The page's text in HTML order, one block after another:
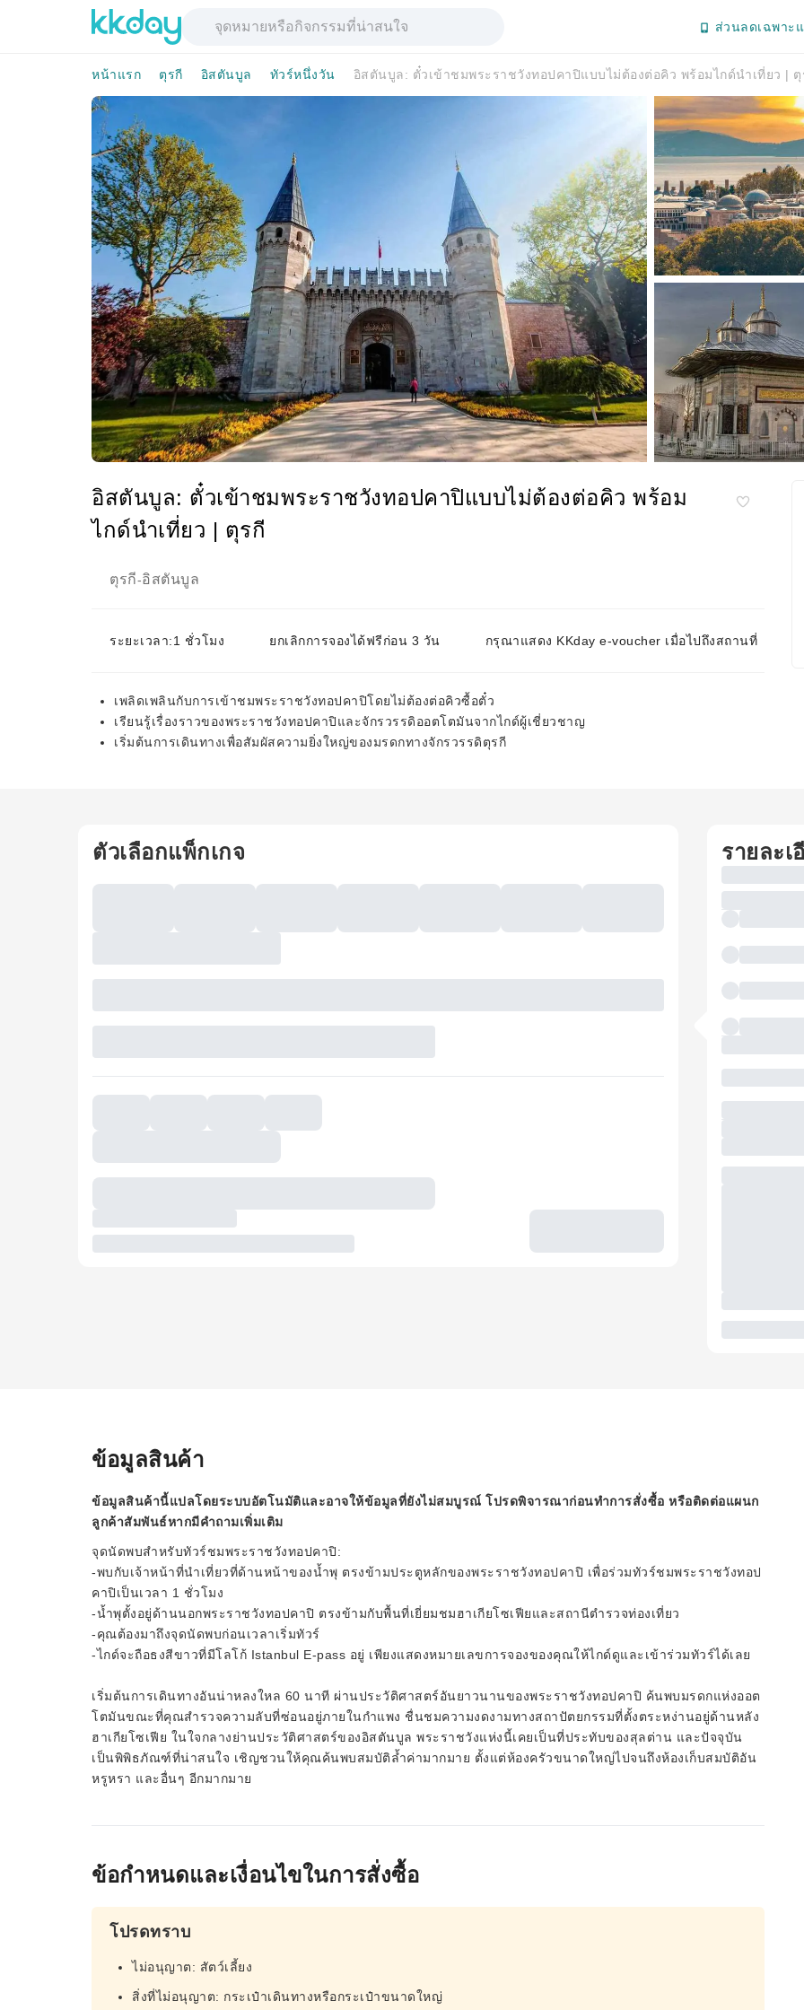
ส่วนลดเฉพาะ
หน้าแรก ตุรกี อิสตันบูล ทัวร์หนึ่งวัน อิสตันบูล: ตั๋วเข้าชมพระราชวังทอปคาปิแบบไม่ต้องต่อคิว พร้อมไกด์นำเที่ยว | ตุ
อิสตันบูล: ตั๋วเข้าชมพระราชวังทอปคาปิแบบไม่ต้องต่อคิว พร้อม
ไกด์นำเที่ยว | ตุรกี
ตุรกี-อิสตันบูล
ระยะเวลา:1 ชั่วโมง ยกเลิกการจองได้ฟรีก่อน 3 วัน กรุณาแสดง KKday e-voucher เมื่อไปถึงสถานที่
เพลิดเพลินกับการเข้าชมพระราชวังทอปคาปิโดยไม่ต้องต่อคิวซื้อตั๋ว
เรียนรู้เรื่องราวของพระราชวังทอปคาปิและจักรวรรดิออตโตมันจากไกด์ผู้เชี่ยวชาญ
เริ่มต้นการเดินทางเพื่อสัมผัสความยิ่งใหญ่ของมรดกทางจักรวรรดิตุรกี
ตัวเลือกแพ็กเกจ รายละเ
ข้อมูลสินค้า
ข้อมูลสินค้านี้แปลโดยระบบอัตโนมัติและอาจให้ข้อมูลที่ยังไม่สมบูรณ์ โปรดพิจารณาก่อนทำการสั่งซื้อ หรือติดต่อแผนก
ลูกค้าสัมพันธ์หากมีคำถามเพิ่มเติม
จุดนัดพบสำหรับทัวร์ชมพระราชวังทอปคาปิ:
-พบกับเจ้าหน้าที่นำเที่ยวที่ด้านหน้าของน้ำพุ ตรงข้ามประตูหลักของพระราชวังทอปคาปิ เพื่อร่วมทัวร์ชมพระราชวังทอป
คาปิเป็นเวลา 1 ชั่วโมง
-น้ำพุตั้งอยู่ด้านนอกพระราชวังทอปคาปิ ตรงข้ามกับพื้นที่เยี่ยมชมฮาเกียโซเฟียและสถานีตำรวจท่องเที่ยว
-คุณต้องมาถึงจุดนัดพบก่อนเวลาเริ่มทัวร์
-ไกด์จะถือธงสีขาวที่มีโลโก้ Istanbul E-pass อยู่ เพียงแสดงหมายเลขการจองของคุณให้ไกด์ดูและเข้าร่วมทัวร์ได้เลย
เริ่มต้นการเดินทางอันน่าหลงใหล 60 นาที ผ่านประวัติศาสตร์อันยาวนานของพระราชวังทอปคาปิ ค้นพบมรดกแห่งออต
โตมันขณะที่คุณสำรวจความลับที่ซ่อนอยู่ภายในกำแพง ชื่นชมความงดงามทางสถาปัตยกรรมที่ตั้งตระหง่านอยู่ด้านหลัง
ฮาเกียโซเฟีย ในใจกลางย่านประวัติศาสตร์ของอิสตันบูล พระราชวังแห่งนี้เคยเป็นที่ประทับของสุลต่าน และปัจจุบัน
เป็นพิพิธภัณฑ์ที่น่าสนใจ เชิญชวนให้คุณค้นพบสมบัติล้ำค่ามากมาย ตั้งแต่ห้องครัวขนาดใหญ่ไปจนถึงห้องเก็บสมบัติอัน
หรูหรา และอื่นๆ อีกมากมาย
ข้อกำหนดและเงื่อนไขในการสั่งซื้อ
โปรดทราบ
ไม่อนุญาต: สัตว์เลี้ยง
สิ่งที่ไม่อนุญาต: กระเป๋าเดินทางหรือกระเป๋าขนาดใหญ่